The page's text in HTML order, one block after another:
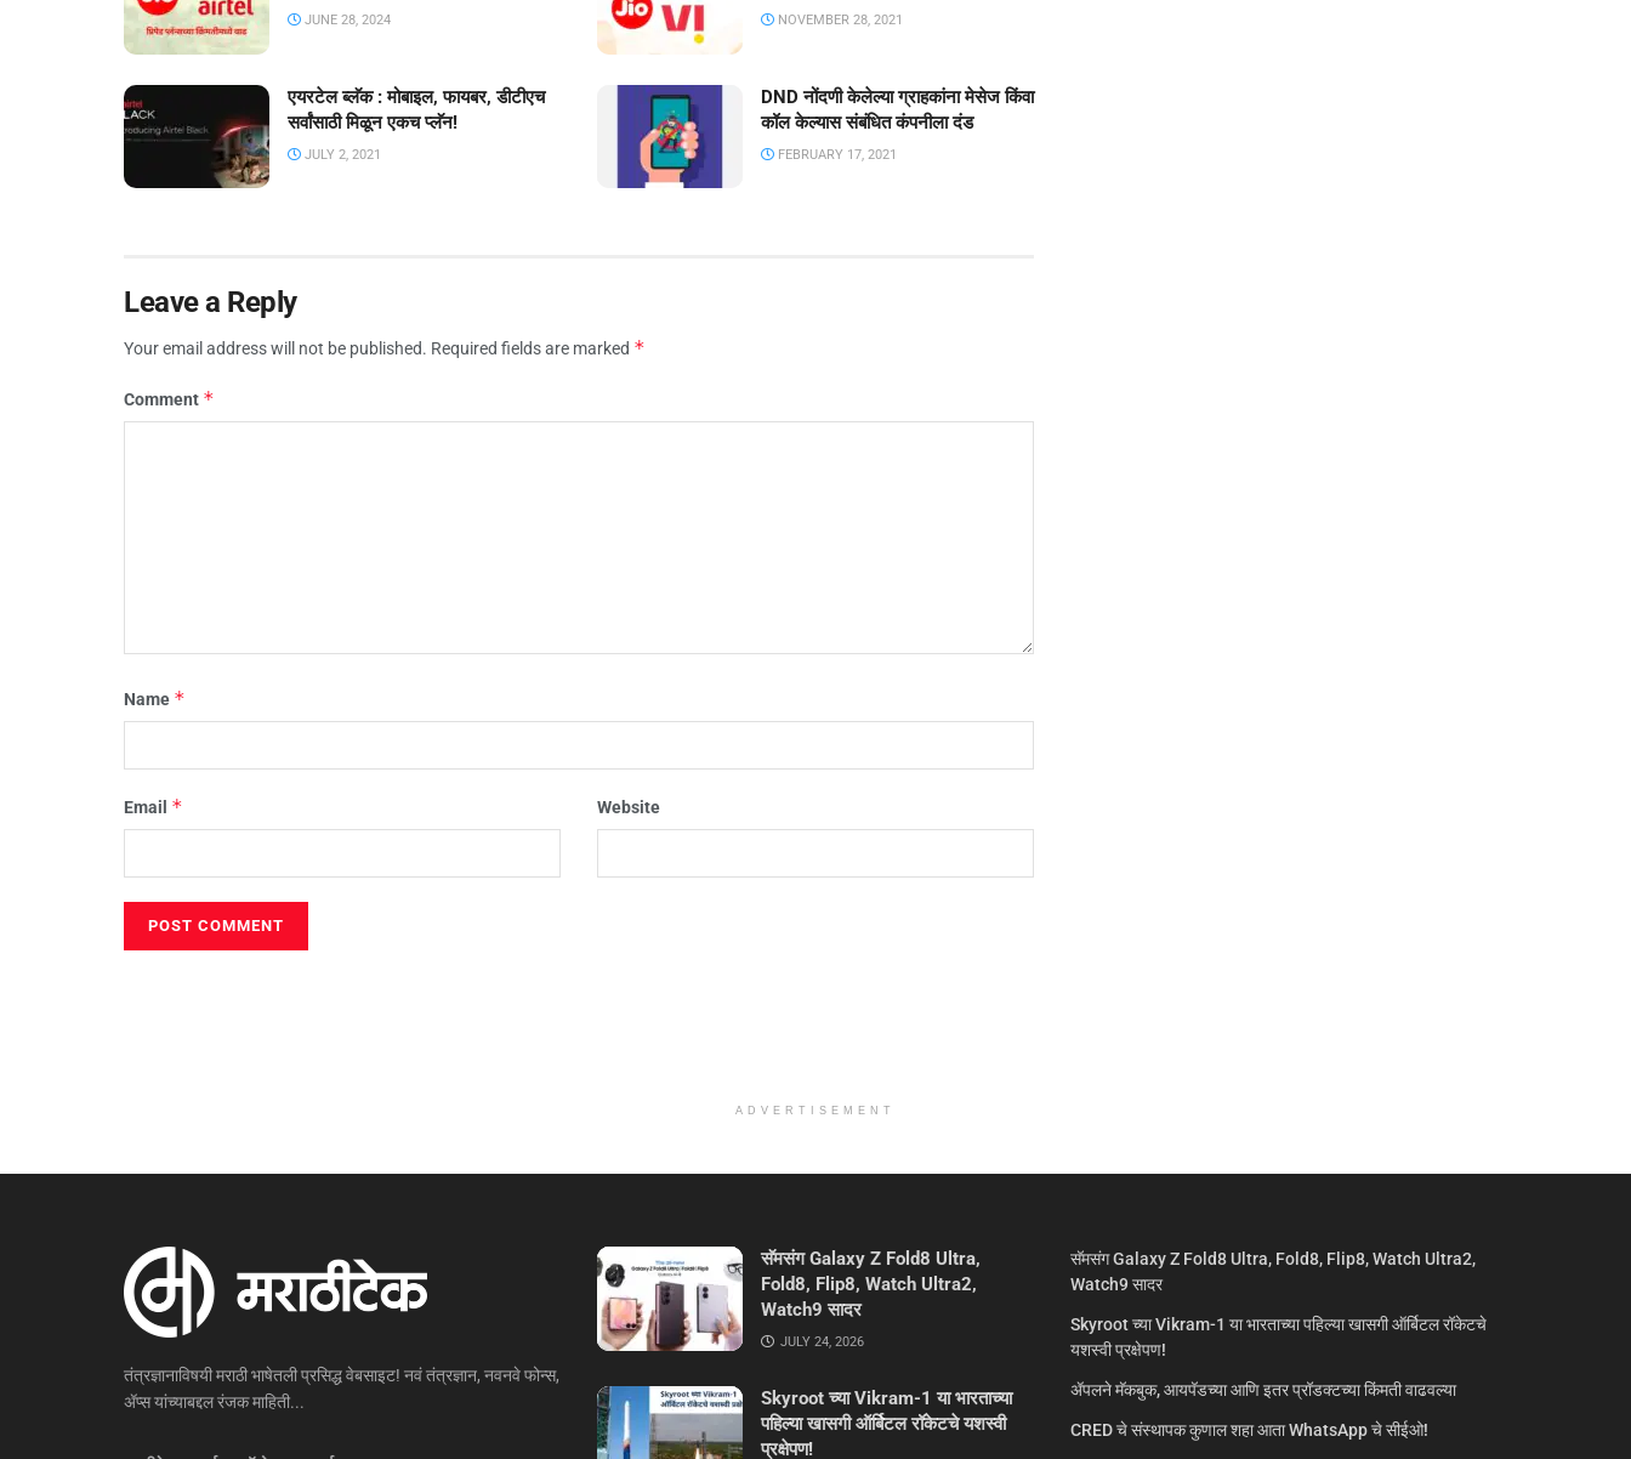
JUNE 28, 2024 NOVEMBER 28, 2021
एयरटेल ब्लॅक : मोबाइल, फायबर, डीटीएच
सर्वांसाठी मिळून एकच प्लॅन!
JULY 2, 2021
DND नोंदणी केलेल्या ग्राहकांना मेसेज किंवा
कॉल केल्यास संबंधित कंपनीला दंड
FEBRUARY 17, 2021
Leave a Reply
Your email address will not be published. Required fields are marked *
Comment *
Name *
Email * Website
ADVERTISEMENT
तंत्रज्ञानाविषयी मराठी भाषेतली प्रसिद्ध वेबसाइट! नवं तंत्रज्ञान, नवनवे फोन्स,
ॲप्स यांच्याबद्दल रंजक माहिती...
सॅमसंग Galaxy Z Fold8 Ultra,
Fold8, Flip8, Watch Ultra2,
Watch9 सादर
JULY 24, 2026
Skyroot च्या Vikram-1 या भारताच्या
पहिल्या खासगी ऑर्बिटल रॉकेटचे यशस्वी
प्रक्षेपण!
सॅमसंग Galaxy Z Fold8 Ultra, Fold8, Flip8, Watch Ultra2,
Watch9 सादर
Skyroot च्या Vikram-1 या भारताच्या पहिल्या खासगी ऑर्बिटल रॉकेटचे
यशस्वी प्रक्षेपण!
ॲपलने मॅकबुक, आयपॅडच्या आणि इतर प्रॉडक्टच्या किंमती वाढवल्या
CRED चे संस्थापक कुणाल शहा आता WhatsApp चे सीईओ!